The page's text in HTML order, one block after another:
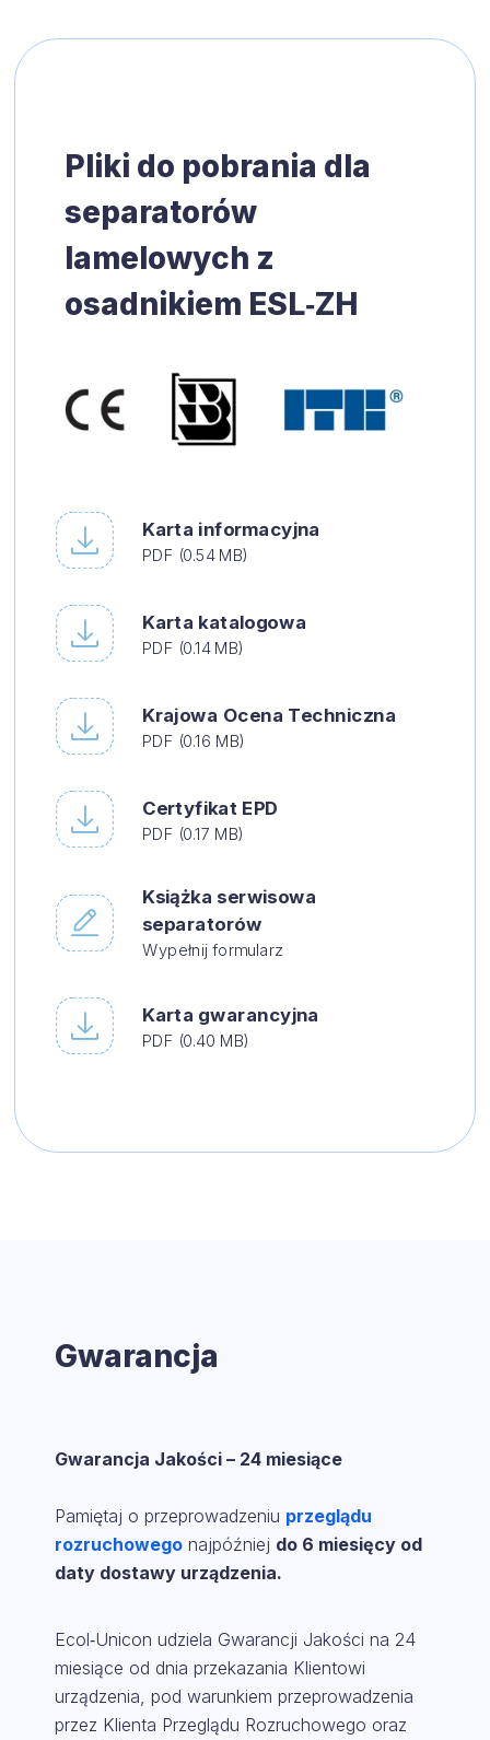
Pliki do pobrania dla
separatorów
lamelowych z
osadnikiem ESL‑ZH
Karta informacyjna
PDF (0.54 MB)
Karta katalogowa
PDF (0.14 MB)
Krajowa Ocena Techniczna
PDF (0.16 MB)
Certyfikat EPD
PDF (0.17 MB)
Książka serwisowa
separatorów
Wypełnij formularz
Karta gwarancyjna
PDF (0.40 MB)
Gwarancja
Gwarancja Jakości – 24 miesiące
Pamiętaj o przeprowadzeniu przeglądu
rozruchowego najpóźniej do 6 miesięcy od
daty dostawy urządzenia.
Ecol‑Unicon udziela Gwarancji Jakości na 24
miesiące od dnia przekazania Klientowi
urządzenia, pod warunkiem przeprowadzenia
przez Klienta Przeglądu Rozruchowego oraz